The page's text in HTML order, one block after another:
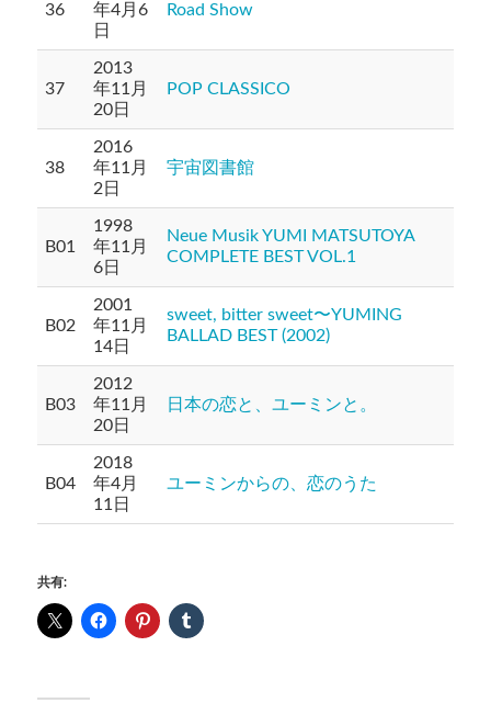
36
年4月6
日
Road Show
37
2013
年11月
20日
POP CLASSICO
38
2016
年11月
2日
宇宙図書館
B01
1998
年11月
6日
Neue Musik YUMI MATSUTOYA
COMPLETE BEST VOL.1
B02
2001
年11月
14日
sweet, bitter sweet〜YUMING
BALLAD BEST (2002)
B03
2012
年11月
20日
日本の恋と、ユーミンと。
B04
2018
年4月
11日
ユーミンからの、恋のうた
共有: